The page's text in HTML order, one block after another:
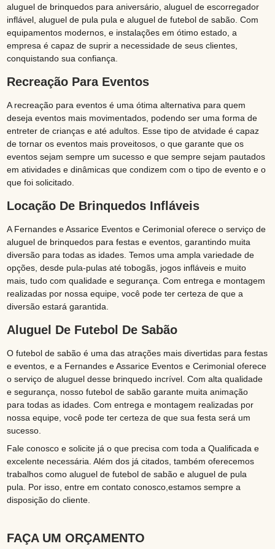
aluguel de brinquedos para aniversário, aluguel de escorregador
inflável, aluguel de pula pula e aluguel de futebol de sabão. Com
equipamentos modernos, e instalações em ótimo estado, a
empresa é capaz de suprir a necessidade de seus clientes,
conquistando sua confiança.
Recreação Para Eventos
A recreação para eventos é uma ótima alternativa para quem
deseja eventos mais movimentados, podendo ser uma forma de
entreter de crianças e até adultos. Esse tipo de atvidade é capaz
de tornar os eventos mais proveitosos, o que garante que os
eventos sejam sempre um sucesso e que sempre sejam pautados
em atividades e dinâmicas que condizem com o tipo de evento e o
que foi solicitado.
Locação De Brinquedos Infláveis
A Fernandes e Assarice Eventos e Cerimonial oferece o serviço de
aluguel de brinquedos para festas e eventos, garantindo muita
diversão para todas as idades. Temos uma ampla variedade de
opções, desde pula-pulas até tobogãs, jogos infláveis e muito
mais, tudo com qualidade e segurança. Com entrega e montagem
realizadas por nossa equipe, você pode ter certeza de que a
diversão estará garantida.
Aluguel De Futebol De Sabão
O futebol de sabão é uma das atrações mais divertidas para festas
e eventos, e a Fernandes e Assarice Eventos e Cerimonial oferece
o serviço de aluguel desse brinquedo incrível. Com alta qualidade
e segurança, nosso futebol de sabão garante muita animação
para todas as idades. Com entrega e montagem realizadas por
nossa equipe, você pode ter certeza de que sua festa será um
sucesso.
Fale conosco e solicite já o que precisa com toda a Qualificada e
excelente necessária. Além dos já citados, também oferecemos
trabalhos como aluguel de futebol de sabão e aluguel de pula
pula. Por isso, entre em contato conosco,estamos sempre a
disposição do cliente.
FAÇA UM ORÇAMENTO